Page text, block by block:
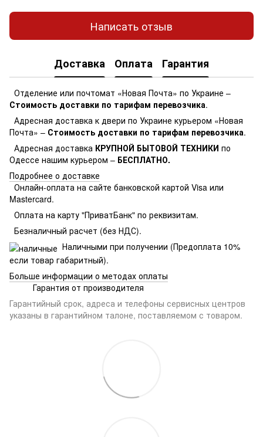
Написать отзыв
Доставка Оплата Гарантия
Отделение или почтомат «Новая Почта» по Украине –
Стоимость доставки по тарифам перевозчика.
Адресная доставка к двери по Украине курьером «Новая
Почта» – Стоимость доставки по тарифам перевозчика.
Адресная доставка КРУПНОЙ БЫТОВОЙ ТЕХНИКИ по
Одессе нашим курьером – БЕСПЛАТНО.
Подробнее о доставке
Онлайн-оплата на сайте банковской картой Visa или
Mastercard.
Оплата на карту "ПриватБанк" по реквизитам.
Безналичный расчет (без НДС).
Наличными при получении (Предоплата 10%
если товар габаритный).
Больше информации о методах оплаты
Гарантия от производителя
Гарантийный срок, адреса и телефоны сервисных центров
указаны в гарантийном талоне, поставляемом с товаром.